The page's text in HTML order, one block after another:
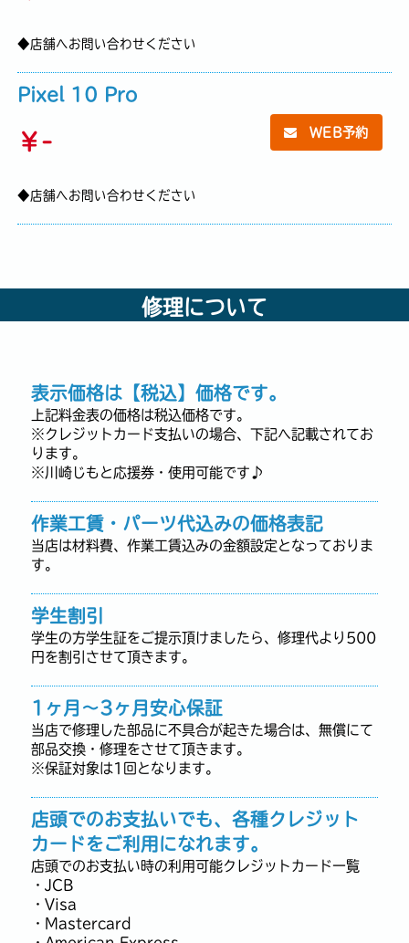
◆店舗へお問い合わせください
Pixel 10 Pro
￥ -
◆店舗へお問い合わせください
WEB予約
修理について
表示価格は【税込】価格です。
上記料金表の価格は税込価格です。
※クレジットカード支払いの場合、下記へ記載されてお
ります。
※川崎じもと応援券・使用可能です♪
作業工賃・パーツ代込みの価格表記
当店は材料費、作業工賃込みの金額設定となっておりま
す。
学生割引
学生の方学生証をご提示頂けましたら、修理代より500
円を割引させて頂きます。
1ヶ月～3ヶ月安心保証
当店で修理した部品に不具合が起きた場合は、無償にて
部品交換・修理をさせて頂きます。
※保証対象は1回となります。
店頭でのお支払いでも、各種クレジット
カードをご利用になれます。
店頭でのお支払い時の利用可能クレジットカード一覧
・JCB
・Visa
・Mastercard